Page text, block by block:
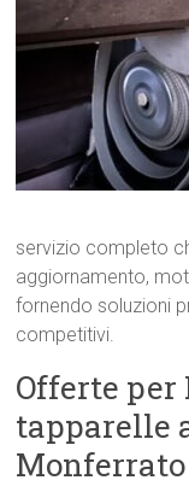
servizio completo
aggiornamento,
fornendo soluzioni
competitivi.
Offerte
tapparelle
Monferrato